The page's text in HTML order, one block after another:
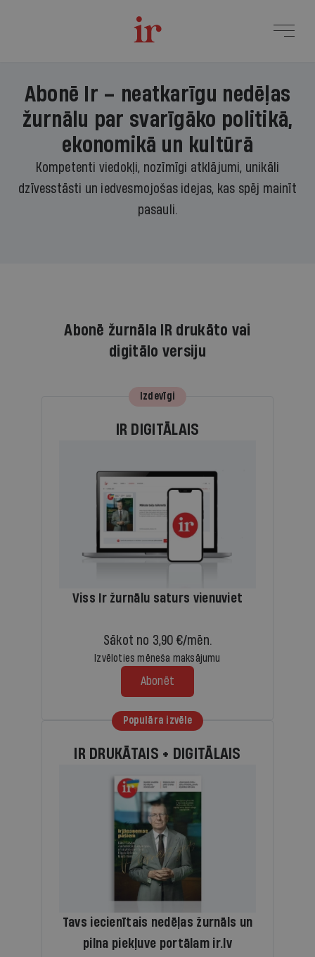
Abonē Ir – neatkarīgu nedēļas
žurnālu par svarīgāko politikā,
ekonomikā un kultūrā
Kompetenti viedokļi, nozīmīgi atklājumi, unikāli
dzīvesstāsti un iedvesmojošas idejas, kas spēj mainīt
pasauli.
Abonē žurnāla IR drukāto vai
digitālo versiju
Izdevīgi
IR DIGITĀLAIS
Viss Ir žurnālu saturs vienuviet
Sākot no 3,90 €/mēn.
Izvēloties mēneša maksājumu
Abonēt
Populāra izvēle
IR DRUKĀTAIS + DIGITĀLAIS
Tavs iecienītais nedēļas žurnāls un
pilna piekļuve portālam ir.lv